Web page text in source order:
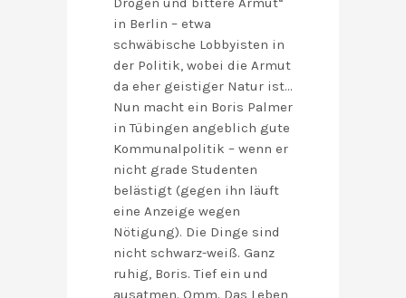
in Berlin – etwa
schwäbische Lobbyisten in
der Politik, wobei die Armut
da eher geistiger Natur ist…
Nun macht ein Boris Palmer
in Tübingen angeblich gute
Kommunalpolitik – wenn er
nicht grade Studenten
belästigt (gegen ihn läuft
eine Anzeige wegen
Nötigung). Die Dinge sind
nicht schwarz-weiß. Ganz
ruhig, Boris. Tief ein und
ausatmen. Omm. Das Leben